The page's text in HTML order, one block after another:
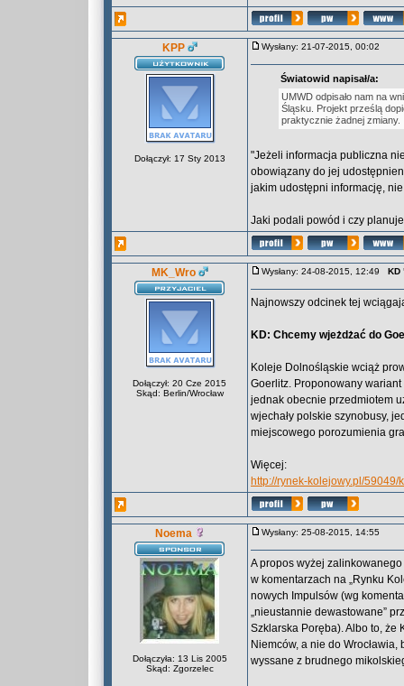
KPP
Dołączył: 17 Sty 2013
Wysłany: 21-07-2015, 00:02
Światowid napisał/a:
UMWD odpisało nam na
Śląsku. Projekt prześlą
praktycznie żadnej zmiany.
"Jeżeli informacja publiczna
obowiązany do jej
jakim udostępni informację,
Jaki podali powód i czy
MK_Wro
Dołączył: 20 Cze 2015
Skąd: Berlin/Wrocław
Wysłany: 24-08-2015, 12:49 KD
Najnowszy odcinek tej
KD: Chcemy wjeżdżać do
Koleje Dolnośląskie wciąż
Goerlitz. Proponowany
jednak obecnie przedmiotem
wjechały polskie szynobusy,
miejscowego porozumienia
Więcej:
http://rynek-kolejowy.pl/
Noema
Dołączyła: 13 Lis 2005
Skąd: Zgorzelec
Wysłany: 25-08-2015, 14:55
A propos wyżej
w komentarzach na „Rynku
nowych Impulsów (wg
„nieustannie dewastowane”
Szklarska Poręba). Albo to, że
Niemców, a nie do Wrocławia,
wyssane z brudnego